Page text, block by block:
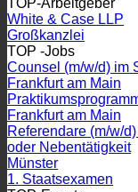
TOP-Arbeitgeber
White & Case LLP
Großkanzlei
TOP -Jobs
Counsel (m/w/d) im
Frankfurt am Main
Frankfurt am Main
Referendare (m/w/
oder Nebentätigkeit
Münster
1. Staatsexamen